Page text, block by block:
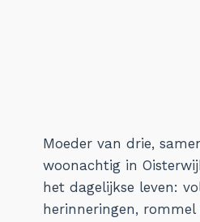
Moeder van drie,
woonachtig in
het dagelijkse leven:
herinneringen,